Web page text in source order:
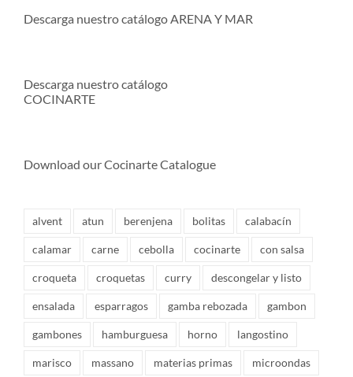
Descarga nuestro catálogo ARENA Y MAR
Descarga nuestro catálogo
COCINARTE
Download our Cocinarte Catalogue
alvent atun berenjena bolitas calabacín
calamar carne cebolla cocinarte con salsa
croqueta croquetas curry descongelar y listo
ensalada esparragos gamba rebozada gambon
gambones hamburguesa horno langostino
marisco massano materias primas microondas